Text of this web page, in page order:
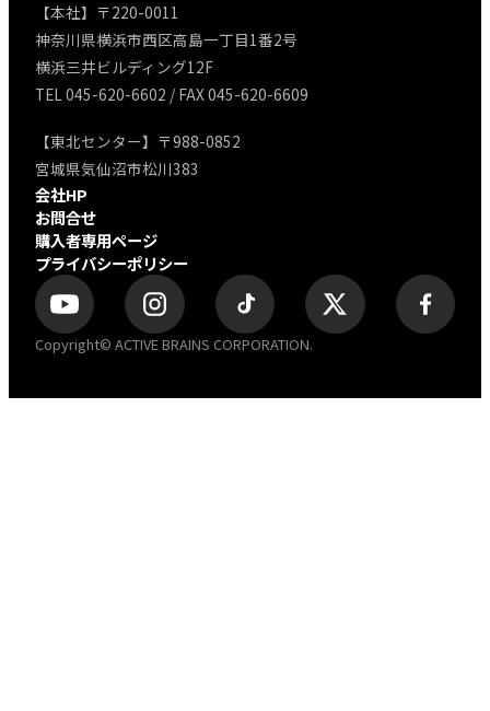
【本社】〒220-0011
神奈川県横浜市西区高島一丁目1番2号
横浜三井ビルディング12F
TEL 045-620-6602 / FAX 045-620-6609
【東北センター】〒988-0852
宮城県気仙沼市松川383
会社HP
お問合せ
購入者専用ページ
プライバシーポリシー
Copyright© ACTIVE BRAINS CORPORATION.